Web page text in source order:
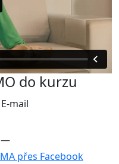
do kurzu
E-mail
—
přes Facebook